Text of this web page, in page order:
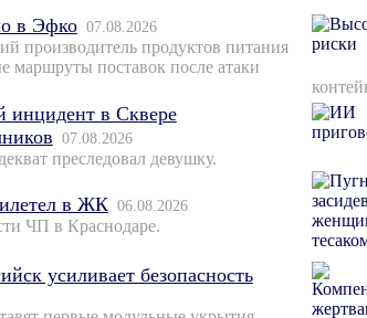
в Эфко 07.08.2026
производитель продуктов питания
маршруты поставок после атаки
инцидент в Сквере
07.08.2026
преследовал девушку.
в ЖК 06.08.2026
ЧП в Краснодаре.
усиливает безопасность